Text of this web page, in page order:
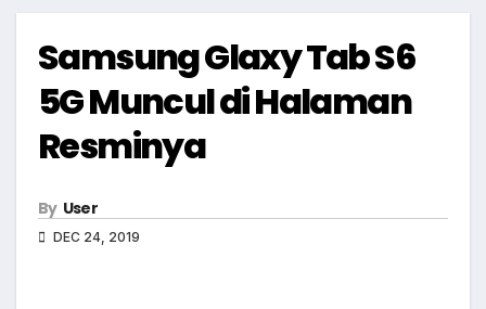
Samsung Glaxy Tab S6
5G Muncul di Halaman
Resminya
By User
DEC 24, 2019